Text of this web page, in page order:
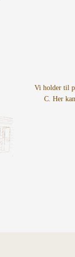
Vi holder til
C. Her